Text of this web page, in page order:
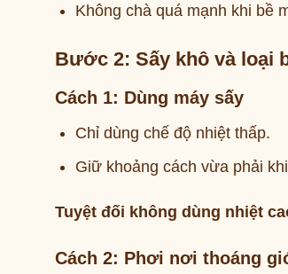
Không chà quá mạnh khi bề
Bước 2: Sấy khô và loại
Cách 1: Dùng máy sấy
Chỉ dùng chế độ nhiệt thấp.
Giữ khoảng cách vừa phải
Tuyệt đối không dùng nhiệt
Cách 2: Phơi nơi thoáng